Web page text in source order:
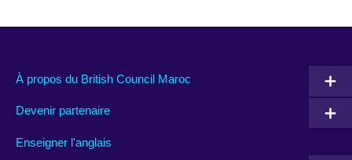
À propos du British Council Maroc
Devenir partenaire
Enseigner l'anglais